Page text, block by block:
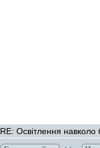
RE: Освітлення навколо